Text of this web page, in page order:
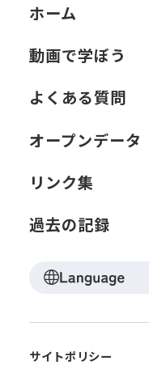
ホーム
動画で学ぼう
よくある質問
オープンデータ
リンク集
過去の記録
サイトポリシー